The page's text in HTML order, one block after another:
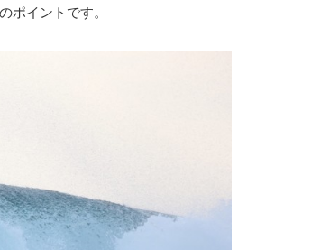
イントです。